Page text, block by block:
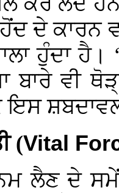
ਦੇ ਕਾਰਨ
ਹੁੰਦਾ ਹੈ।
ਬਾਰੇ ਵੀ
ਇਸ
(Vital
ਲੈਣ ਦੇ ਸਮੇਂ